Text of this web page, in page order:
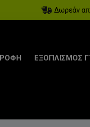
Δωρεάν
ΕΞΟΠΛΙΣΜΟΣ